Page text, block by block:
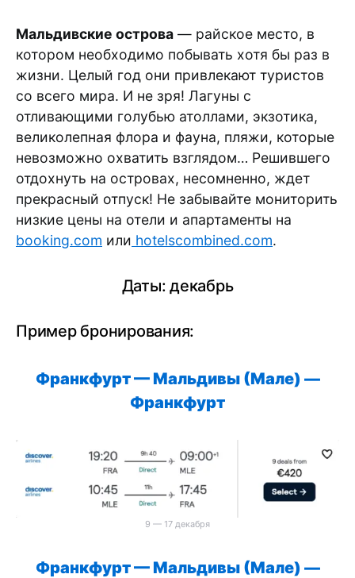
Мальдивские острова — райское место, в
котором необходимо побывать хотя бы раз в
жизни. Целый год они привлекают туристов
со всего мира. И не зря! Лагуны с
отливающими голубью атоллами, экзотика,
великолепная флора и фауна, пляжи, которые
невозможно охватить взглядом… Решившего
отдохнуть на островах, несомненно, ждет
прекрасный отпуск! Не забывайте мониторить
низкие цены на отели и апартаменты на
booking.com или hotelscombined.com.
Даты: декабрь
Пример бронирования:
Франкфурт— Мальдивы (Мале) —
Франкфурт
9 — 17 декабря
Франкфурт— Мальдивы (Мале) —